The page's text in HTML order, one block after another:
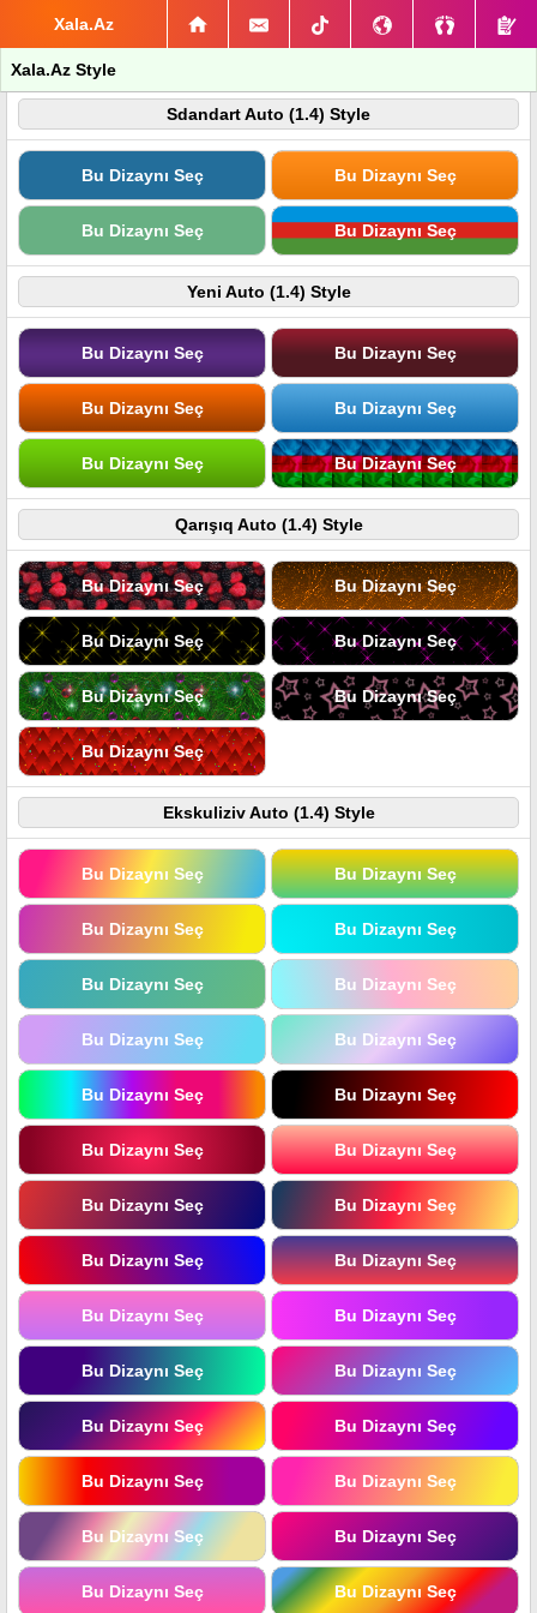
Xala.Az
Xala.Az Style
Sdandart Auto (1.4) Style
Bu Dizaynı Seç Bu Dizaynı Seç
Bu Dizaynı Seç Bu Dizaynı Seç
Yeni Auto (1.4) Style
Bu Dizaynı Seç Bu Dizaynı Seç
Bu Dizaynı Seç Bu Dizaynı Seç
Bu Dizaynı Seç Bu Dizaynı Seç
Qarışıq Auto (1.4) Style
Bu Dizaynı Seç Bu Dizaynı Seç
Bu Dizaynı Seç Bu Dizaynı Seç
Bu Dizaynı Seç Bu Dizaynı Seç
Bu Dizaynı Seç
Ekskuliziv Auto (1.4) Style
Bu Dizaynı Seç Bu Dizaynı Seç
Bu Dizaynı Seç Bu Dizaynı Seç
Bu Dizaynı Seç Bu Dizaynı Seç
Bu Dizaynı Seç Bu Dizaynı Seç
Bu Dizaynı Seç Bu Dizaynı Seç
Bu Dizaynı Seç Bu Dizaynı Seç
Bu Dizaynı Seç Bu Dizaynı Seç
Bu Dizaynı Seç Bu Dizaynı Seç
Bu Dizaynı Seç Bu Dizaynı Seç
Bu Dizaynı Seç Bu Dizaynı Seç
Bu Dizaynı Seç Bu Dizaynı Seç
Bu Dizaynı Seç Bu Dizaynı Seç
Bu Dizaynı Seç Bu Dizaynı Seç
Bu Dizaynı Seç Bu Dizaynı Seç